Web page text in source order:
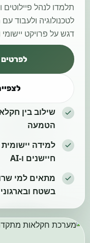
תלמדו לנהל
דגש על פרויקט
שילוב בין
הטמעה
למידה
חיישנים ו-AI
מתאים למי
בשטח